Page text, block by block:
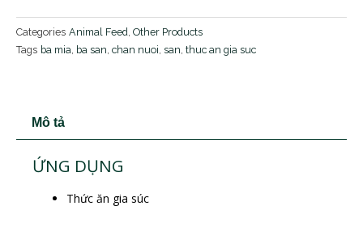
Categories Animal Feed Other Products
Tags ba mia ba san chan nuoi san thuc an gia suc
Mô tả
ỨNG DỤNG
Thức ăn gia súc